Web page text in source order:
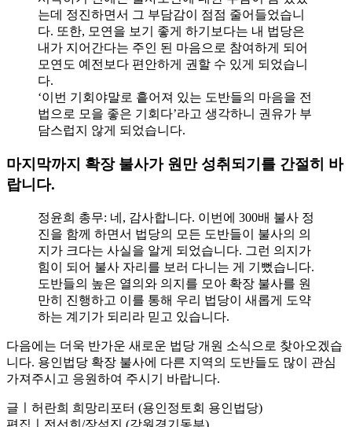
는데 정진하면서 그 부담감이 점점 줄어들었습니
다. 또한, 모연을 보기 좋게 하기보다는 내 법당은
내가 지어간다는 주인 된 마음으로 참여하게 되어
모연도 예전보다 편안하게 권할 수 있게 되었습니
다.
‘이번 기회야말로 흩어져 있는 도반들의 마음을 전
법으로 모을 좋은 기회다’라고 생각하니 권유가 부
담스럽지 않게 되었습니다.
마지막까지 확장 불사가 원만 성취되기를 간절히 바
랍니다.
정윤희 총무: 네, 감사합니다. 이번에 300배 불사 정
진을 함께 하면서 법당의 모든 도반들이 불사의 의
지가 크다는 사실을 알게 되었습니다. 그런 의지가
힘이 되어 불사 자리를 보러 다니는 게 기뻤습니다.
도반들의 높은 열의와 의지를 모아 확장 불사를 원
만히 진행하고 이를 통해 우리 법당이 새롭게 도약
하는 계기가 되리라 믿고 있습니다.
다음에는 더욱 반가운 새로운 법당 개원 소식으로 찾아오겠습
니다. 용인법당 확장 불사에 다른 지역의 도반들도 많이 관심
가져주시고 응원하여 주시기 바랍니다.
글ㅣ허란희 희망리포터 (용인정토회 용인법당)
편집ㅣ전선희/장석진 (강원경기동부)